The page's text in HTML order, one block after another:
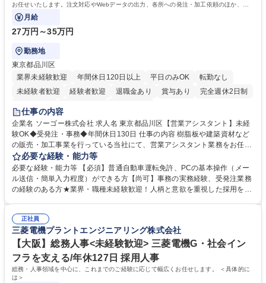
お任せいたします。注文対応やWebデータの出力、各所への発注・加工依頼のほか、電
話・メール対応等の事務業務を担当します。
月給
27万円～35万円
勤務地
東京都品川区
業界未経験歓迎
年間休日120日以上 平日のみOK
転勤なし
未経験者歓迎
経験者歓迎 退職金あり 賞与あり
完全週休2日制
交通費支給
仕事の内容
企業名 ソーゴー株式会社 求人名 東京都品川区【営業アシスタント】未経
験OK◆受発注・事務◆年間休日130日 仕事の内容 樹脂板や建築資材など
の販売・加工事業を行っている当社にて、営業アシスタント業務をお任せ
いたします。注文対応やWebデータの出力、各所への発注・加工依頼のほ
か、電話・メール対応等の事務業務を担当します。 ■受注・発注業務：FA
Xによる注文対応、Web発注データのプリントアウト、各仕入先・協力会
社への発注および加工依頼等 ■納品書・請求書の作成および発送手配 ■商
当社の指定する業務 募集職種 東京都品川区【営業アシスタント】未経験O
K◆受発注・事務◆年間休日130日
必要な経験・能力等
必要な経験・能力等 【必須】普通自動車運転免許、PCの基本操作（メー
ル送信・簡単入力程度）ができる方【尚可】事務の実務経験、受発注業務
の経験のある方★業界・職種未経験歓迎！人柄と意欲を重視した採用を行
変化に臨機応変かつ柔軟に対応できる方、約束を守り正確に作業を進めら
れる方を求めています。高度なPCスキルや関数知識は一切不要です。丁
寧な指導体制が整っているため、安心してお仕事をスタートしていただけ
ます。 学歴・資格 学歴：大学院 大学 高専 短大 専修学校 高校 語学力：
資格：
正社員
三菱電機プラントエンジニアリング株式会社
【大阪】総務人事<未経験歓迎> 三菱電機G・社会イン
フラを支える/年休127日 採用人事
総務・人事領域を中心に、これまでのご経験に応じて幅広くお任せします。 ＜具体的に
は＞